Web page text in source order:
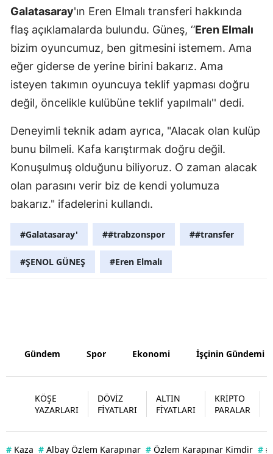
Kastamonu
Kayseri
Kırşehir
Kocaeli
Konya
Kütahya
Manisa
Nevşehir
Niğde
Ordu
Sakarya
Galatasaray'ın Eren Elmalı transferi hakkında
flaş açıklamalarda bulundu. Güneş, ‘’Eren Elmalı
bizim oyuncumuz, ben gitmesini istemem. Ama
eğer giderse de yerine birini bakarız. Ama
isteyen takımın oyuncuya teklif yapması doğru
değil, öncelikle kulübüne teklif yapılmalı'' dedi.
Deneyimli teknik adam ayrıca, "Alacak olan kulüp
bunu bilmeli. Kafa karıştırmak doğru değil.
Konuşulmuş olduğunu biliyoruz. O zaman alacak
olan parasını verir biz de kendi yolumuza
bakarız." ifadelerini kullandı.
#Galatasaray' ##trabzonspor ##transfer
#ŞENOL GÜNEŞ #Eren Elmalı
Gündem Spor Ekonomi İşçinin Gündemi
KÖŞE
YAZARLARI
DÖVİZ
FİYATLARI
ALTIN
FİYATLARI
KRİPTO
PARALAR
# Kaza # Albay Özlem Karapınar # Özlem Karapınar Kimdir #